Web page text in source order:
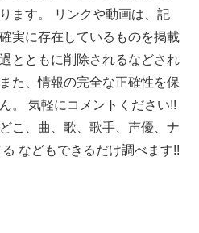
ます。 リンクや動画は、記
実に存在しているものを掲載
とともに削除されるなどされ
た、情報の完全な正確性を保
。 気軽にコメントください!!
こ、曲、歌、歌手、声優、ナ
などもできるだけ調べます!!